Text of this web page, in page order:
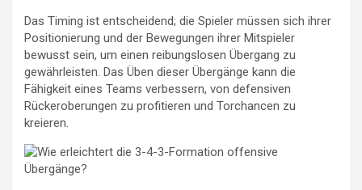
Das Timing ist entscheidend; die Spieler müssen sich ihrer
Positionierung und der Bewegungen ihrer Mitspieler
bewusst sein, um einen reibungslosen Übergang zu
gewährleisten. Das Üben dieser Übergänge kann die
Fähigkeit eines Teams verbessern, von defensiven
Rückeroberungen zu profitieren und Torchancen zu
kreieren.